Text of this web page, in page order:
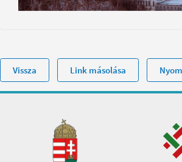
Vissza Link másolása